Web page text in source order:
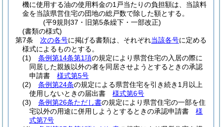
機に使用する油の使用料金の1戸当たりの負担額は、当該料
金を当該県営住宅の団地の総戸数で除した額とする。
(平9規則37・旧第5条繰下・一部改正)
(書類の様式)
第7条
次の各号に掲げる書類は、それぞれ当該各号に定める
様式によるものとする。
(1)
条例第14条第1項の規定により県営住宅の入居の際に
同居した親族以外の者を同居させようとするときの承認
申請書 様式第5号
(2)
条例第24条の規定による県営住宅を引き続き1月以上
使用しないときの届出書 様式第6号
(3)
条例第26条ただし書の規定により県営住宅の一部を住
宅以外の用途に併用しようとするときの承認申請書 様
式第7号